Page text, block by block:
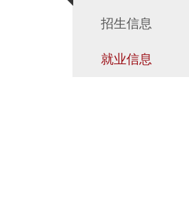
招生信息
就业信息